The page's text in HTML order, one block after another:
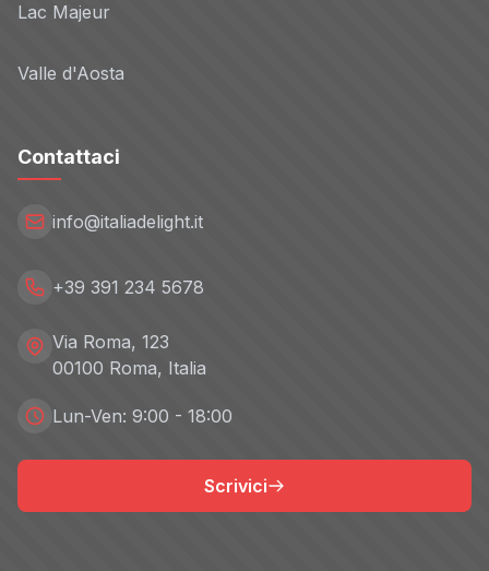
Lac Majeur
Valle d'Aosta
Contattaci
info@italiadelight.it
+39 391 234 5678
Via Roma, 123
00100 Roma, Italia
Lun-Ven: 9:00 - 18:00
Scrivici